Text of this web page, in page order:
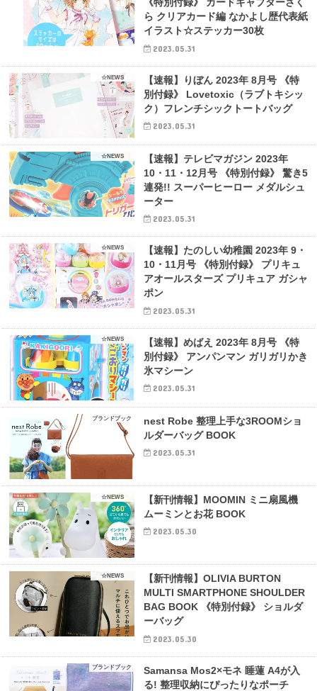
《特別付録》 カードキャプターさく
ら クリアカード編 なかよし歴代表紙
イラスト☆ステッカー30枚
2023.05.31
☆NEWS
【速報】りぼん 2023年 8月号 《特
別付録》 Lovetoxic（ラブトキシッ
ク）フレンチシックトートバッグ
2023.05.31
☆NEWS
【速報】テレビマガジン 2023年
10・11・12月号 《特別付録》 驚き5
連発!! スーパーヒーロー メダルシュ
ーター
2023.05.31
☆NEWS
【速報】たのしい幼稚園 2023年 9・
10・11月号 《特別付録》 プリキュ
アオールスターズ プリキュア ガシャ
ポン
2023.05.31
☆NEWS
【速報】めばえ 2023年 8月号 《特
別付録》 アンパンマン ガリガリかき
氷マシーン
2023.05.31
ブランドブック
nest Robe 整理上手な3ROOMショ
ルダーバッグ BOOK
2023.05.31
☆NEWS
【新刊情報】MOOMIN ミニ扇風機
ムーミンとお花 BOOK
2023.05.30
☆NEWS
【新刊情報】OLIVIA BURTON
MULTI SMARTPHONE SHOULDER
BAG BOOK 《特別付録》 ショルダ
ーバッグ
2023.05.30
ブランドブック
Samansa Mos2×モネ 睡蓮 A4が入
る! 整理収納にぴったりなポーチ